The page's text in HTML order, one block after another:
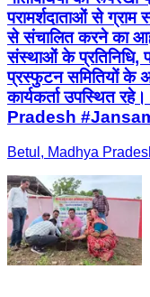
परामर्शदाताओं से ग्राम
से संचालित करने का
संस्थाओं के प्रतिनिधि,
प्रस्फुटन समितियों के
कार्यकर्ता उपस्थित
Pradesh
Betul, Madhya